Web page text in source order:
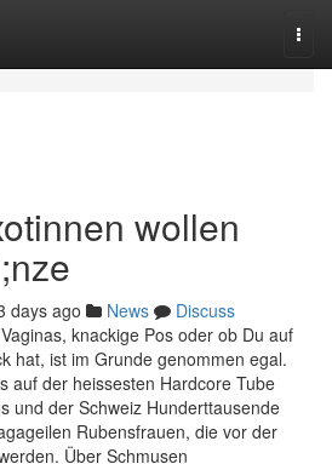
wollen
days ago News
Discuss
knackige Pos oder ob Du auf
hat, ist im Grunde genommen egal.
auf der heissesten Hardcore Tube
und der Schweiz Hunderttausende
Rubensfrauen, die vor der
Über Schmusen